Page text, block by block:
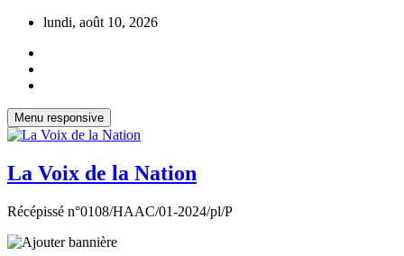
Aller
contenu
lundi, août 10, 2026
Menu responsive
La Voix de la Nation
Récépissé n°0108/HAAC/01-2024/pl/P